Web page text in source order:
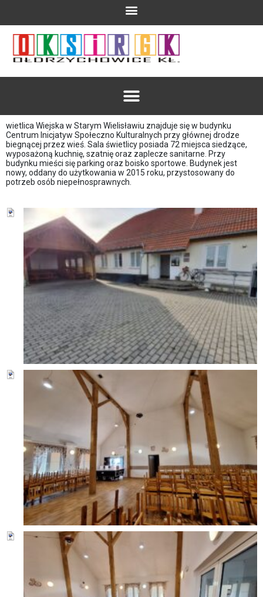
wietlica Wiejska w Starym Wielisławiu znajduje się w budynku
Centrum Inicjatyw Społeczno Kulturalnych przy głównej drodze
biegnącej przez wieś. Sala świetlicy posiada 72 miejsca siedzące,
wyposażoną kuchnię, szatnię oraz zaplecze sanitarne. Przy
budynku mieści się parking oraz boisko sportowe. Budynek jest
nowy, oddany do użytkowania w 2015 roku, przystosowany do
potrzeb osób niepełnosprawnych.